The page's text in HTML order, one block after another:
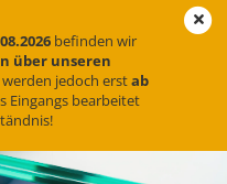
befinden wir
über unseren
werden jedoch erstab
Eingangs bearbeitet